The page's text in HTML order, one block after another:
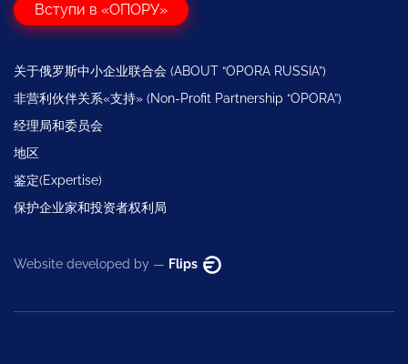
Вступи в «ОПОРУ»
关于俄罗斯中小企业联合会 (ABOUT “OPORA RUSSIA”)
非营利伙伴关系«支持» (Non-Profit Partnership “OPORA”)
经理局和委员会
地区
鉴定(Expertise)
保护企业家和投资者权利局
Website developed by — Flips